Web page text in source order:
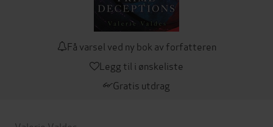
Få varsel ved ny bok av forfatteren
Legg til i ønskeliste
Gratis utdrag